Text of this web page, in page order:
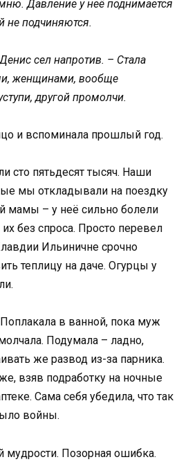
Давление у неё поднимается
не подчиняются.
сел напротив. – Стала
женщинами, вообще
другой промолчи.
и вспоминала прошлый год.
сто пятьдесят тысяч. Наши
мы откладывали на поездку
мамы – у неё сильно болели
без спроса. Просто перевел
Ильиничне срочно
теплицу на даче. Огурцы у
в ванной, пока муж
Подумала – ладно,
же развод из-за парника.
взяв подработку на ночные
Сама себя убедила, что так
войны.
мудрости. Позорная ошибка.